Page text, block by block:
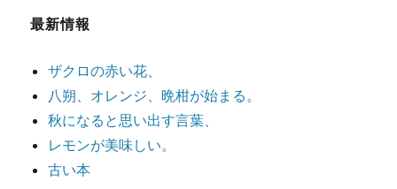
最新情報
ザクロの赤い花、
八朔、オレンジ、晩柑が始まる。
秋になると思い出す言葉、
レモンが美味しい。
古い本